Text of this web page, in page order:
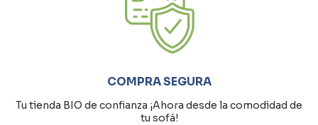
COMPRA SEGURA
Tu tienda BIO de confianza ¡Ahora desde la comodidad de
tu sofá!